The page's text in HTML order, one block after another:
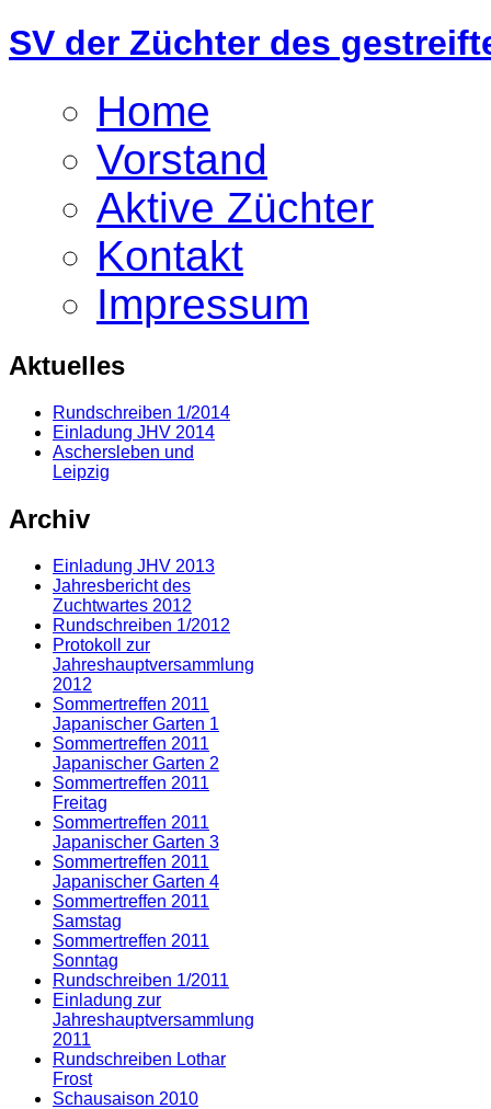
SV der Züchter des
Home
Vorstand
Aktive Züchter
Kontakt
Impressum
Aktuelles
Rundschreiben 1/2014
Einladung JHV 2014
Aschersleben und
Leipzig
Archiv
Einladung JHV 2013
Jahresbericht des
Zuchtwartes 2012
Rundschreiben 1/2012
Protokoll zur
Jahreshauptversammlung
2012
Sommertreffen 2011
Japanischer Garten 1
Sommertreffen 2011
Japanischer Garten 2
Sommertreffen 2011
Freitag
Sommertreffen 2011
Japanischer Garten 3
Sommertreffen 2011
Japanischer Garten 4
Sommertreffen 2011
Samstag
Sommertreffen 2011
Sonntag
Rundschreiben 1/2011
Einladung zur
Jahreshauptversammlung
2011
Rundschreiben Lothar
Frost
Schausaison 2010